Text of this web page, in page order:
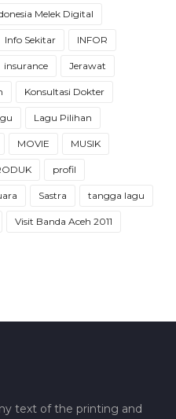
Melek Digital
Info Sekitar INFOR
insurance Jerawat
Konsultasi Dokter
Lagu Pilihan
MOVIE MUSIK
profil
Sastra tangga lagu
Visit Banda Aceh 2011
text of the printing and